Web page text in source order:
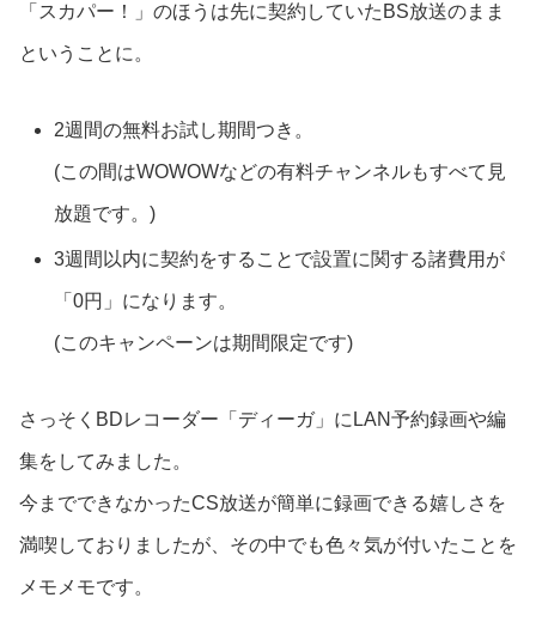
「スカパー！」のほうは先に契約していたBS放送のまま
ということに。
2週間の無料お試し期間つき。
(この間はWOWOWなどの有料チャンネルもすべて見
放題です。)
3週間以内に契約をすることで設置に関する諸費用が
「0円」になります。
(このキャンペーンは期間限定です)
さっそくBDレコーダー「ディーガ」にLAN予約録画や編
集をしてみました。
今までできなかったCS放送が簡単に録画できる嬉しさを
満喫しておりましたが、その中でも色々気が付いたことを
メモメモです。